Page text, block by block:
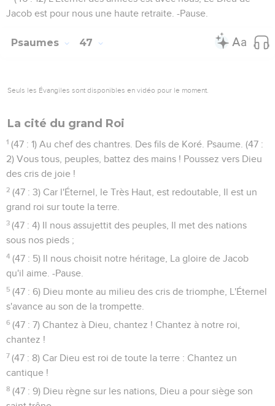
Jacob est pour nous une haute retraite. -Pause.
Psaumes 47
Seuls les Évangiles sont disponibles en vidéo pour le moment.
La cité du grand Roi
1 (47 : 1) Au chef des chantres. Des fils de Koré. Psaume. (47 :
2) Vous tous, peuples, battez des mains ! Poussez vers Dieu
des cris de joie !
2 (47 : 3) Car l'Éternel, le Très Haut, est redoutable, Il est un
grand roi sur toute la terre.
3 (47 : 4) Il nous assujettit des peuples, Il met des nations
sous nos pieds ;
4 (47 : 5) Il nous choisit notre héritage, La gloire de Jacob
qu'il aime. -Pause.
5 (47 : 6) Dieu monte au milieu des cris de triomphe, L'Éternel
s'avance au son de la trompette.
6 (47 : 7) Chantez à Dieu, chantez ! Chantez à notre roi,
chantez !
7 (47 : 8) Car Dieu est roi de toute la terre : Chantez un
cantique !
8 (47 : 9) Dieu règne sur les nations, Dieu a pour siège son